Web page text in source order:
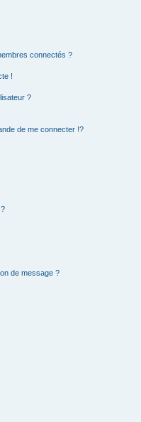
connectés ?
!
?
de me connecter !?
de message ?